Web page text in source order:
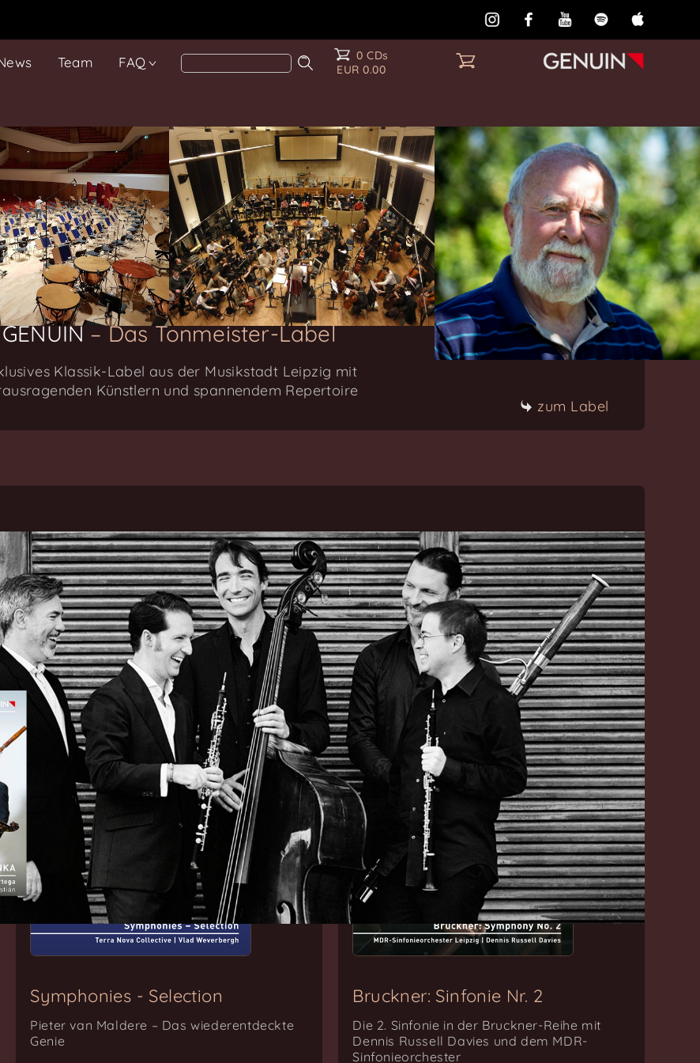
Team FAQ
0 CDs
EUR 0.00
GENUIN– Das Klassik-Tonstudio
Klassik- und Filmmusik-Aufnahmen in
Deutschland, Europa und der Welt
zum Studio
GENUIN– Das Tonmeister-Label
Klassik-Label aus der Musikstadt Leipzig mit
Künstlern und spannendem Repertoire
zum Label
als eines der besten neuen Klassikaufnahmen geehrt zu den News
zum Katalog
Symphonies - Selection
Pieter van Maldere – Das wiederentdeckte
Genie
Bruckner: Sinfonie Nr. 2
Die 2. Sinfonie in der Bruckner-Reihe mit
Dennis Russell Davies und dem MDR-
Sinfonieorchester